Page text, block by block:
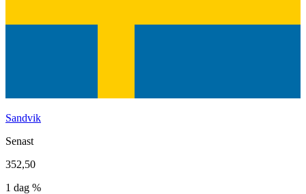
Sandvik
Senast
352,50
1 dag %